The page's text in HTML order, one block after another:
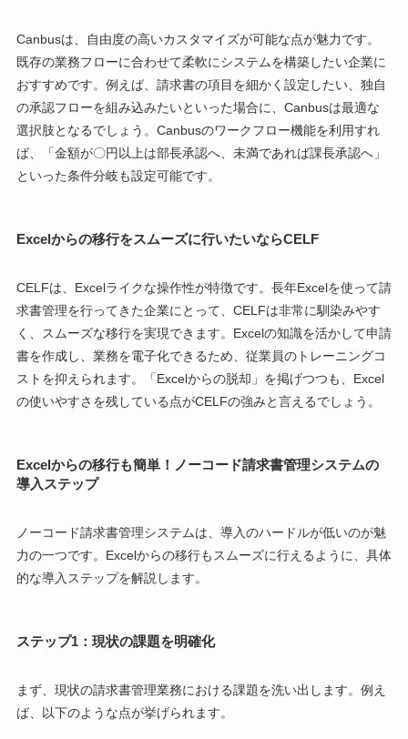
Canbusは、自由度の高いカスタマイズが可能な点が魅力です。
既存の業務フローに合わせて柔軟にシステムを構築したい企業に
おすすめです。例えば、請求書の項目を細かく設定したい、独自
の承認フローを組み込みたいといった場合に、Canbusは最適な
選択肢となるでしょう。Canbusのワークフロー機能を利用すれ
ば、「金額が〇円以上は部長承認へ、未満であれば課長承認へ」
といった条件分岐も設定可能です。
Excelからの移行をスムーズに行いたいならCELF
CELFは、Excelライクな操作性が特徴です。長年Excelを使って請
求書管理を行ってきた企業にとって、CELFは非常に馴染みやす
く、スムーズな移行を実現できます。Excelの知識を活かして申請
書を作成し、業務を電子化できるため、従業員のトレーニングコ
ストを抑えられます。「Excelからの脱却」を掲げつつも、Excel
の使いやすさを残している点がCELFの強みと言えるでしょう。
Excelからの移行も簡単！ノーコード請求書管理システムの
導入ステップ
ノーコード請求書管理システムは、導入のハードルが低いのが魅
力の一つです。Excelからの移行もスムーズに行えるように、具体
的な導入ステップを解説します。
ステップ1：現状の課題を明確化
まず、現状の請求書管理業務における課題を洗い出します。例え
ば、以下のような点が挙げられます。